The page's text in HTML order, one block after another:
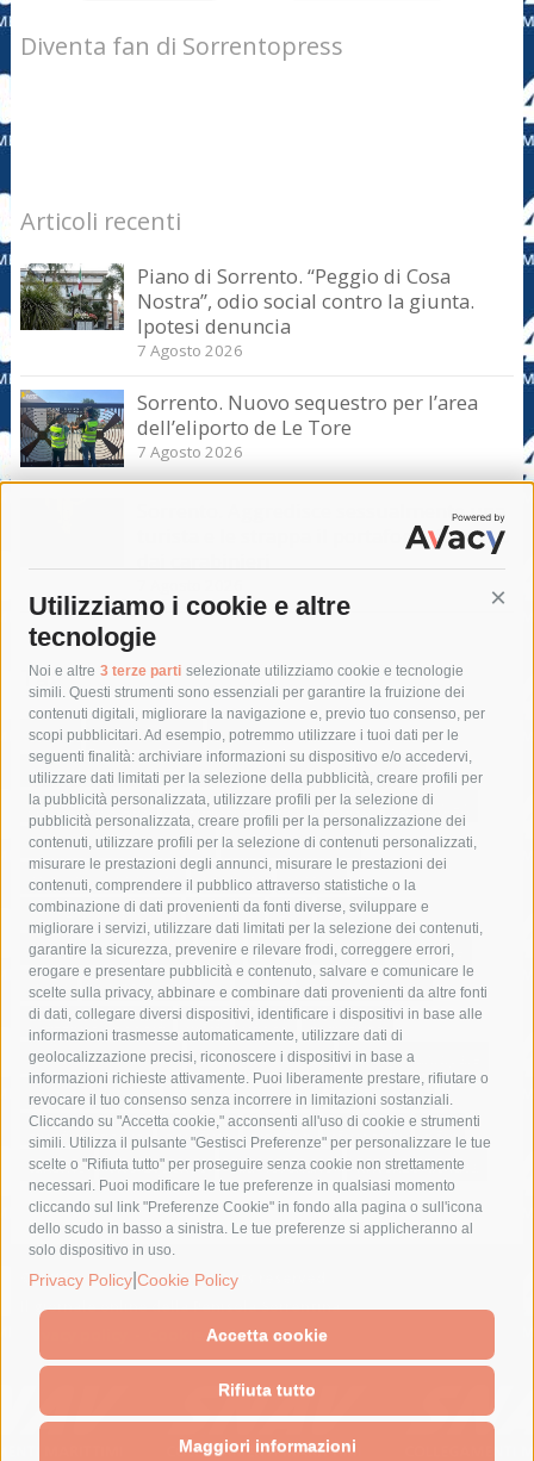
Utilizziamo i cookie e altre
tecnologie
Noi e altre 3 terze parti selezionate utilizziamo cookie e tecnologie
simili. Questi strumenti sono essenziali per garantire la fruizione dei
contenuti digitali, migliorare la navigazione e, previo tuo consenso, per
scopi pubblicitari. Ad esempio, potremmo utilizzare i tuoi dati per le
seguenti finalità: archiviare informazioni su dispositivo e/o accedervi,
utilizzare dati limitati per la selezione della pubblicità, creare profili per
la pubblicità personalizzata, utilizzare profili per la selezione di
pubblicità personalizzata, creare profili per la personalizzazione dei
contenuti, utilizzare profili per la selezione di contenuti personalizzati,
misurare le prestazioni degli annunci, misurare le prestazioni dei
contenuti, comprendere il pubblico attraverso statistiche o la
combinazione di dati provenienti da fonti diverse, sviluppare e
migliorare i servizi, utilizzare dati limitati per la selezione dei contenuti,
garantire la sicurezza, prevenire e rilevare frodi, correggere errori,
erogare e presentare pubblicità e contenuto, salvare e comunicare le
scelte sulla privacy, abbinare e combinare dati provenienti da altre fonti
di dati, collegare diversi dispositivi, identificare i dispositivi in base alle
informazioni trasmesse automaticamente, utilizzare dati di
geolocalizzazione precisi, riconoscere i dispositivi in base a
informazioni richieste attivamente. Puoi liberamente prestare, rifiutare o
revocare il tuo consenso senza incorrere in limitazioni sostanziali.
Cliccando su "Accetta cookie," acconsenti all'uso di cookie e strumenti
simili. Utilizza il pulsante "Gestisci Preferenze" per personalizzare le tue
scelte o "Rifiuta tutto" per proseguire senza cookie non strettamente
necessari. Puoi modificare le tue preferenze in qualsiasi momento
cliccando sul link "Preferenze Cookie" in fondo alla pagina o sull'icona
dello scudo in basso a sinistra. Le tue preferenze si applicheranno al
solo dispositivo in uso.
Privacy Policy Cookie Policy
Accetta cookie
Rifiuta tutto
Maggiori informazioni
Diventa fan di Sorrentopress
Articoli recenti
Piano di Sorrento. “Peggio di Cosa
Nostra”, odio social contro la giunta.
Ipotesi denuncia
7 Agosto 2026
Sorrento. Nuovo sequestro per l’area
dell’eliporto de Le Tore
7 Agosto 2026
Sorrento. Aggredisce sessualmente una
turista e le strappa il portafogli, fermato
Tag
acqua allerta meteo
anas
area marina protetta di punta campanella
arresto
Asl Napoli 3 sud
capitaneria di porto capri
carabinieri
castellammare di stabia
circumvesuviana
comune di sorrento
concerto
contagi
costiera amalfitana
covid-19 eav
elezioni
fondazione sorrento
gori guardia costiera
incidente
lavori
lorenzo balducelli mare
massa lubrense
massimo coppola
Meta napoli
ordinanza
penisola sorrentina
piano di sorrento
polizia municipale
protezione civile
Regione Campania
sant'agnello
sindaco cuomo
sorrento studenti temporali
treni
turismo
Vico Equense villa fiorentino vincenzo de luca
© 2015 SorrentoPress. All rights reserved.
Il giornale online della Penisola Sorrentina
Cookie Policy